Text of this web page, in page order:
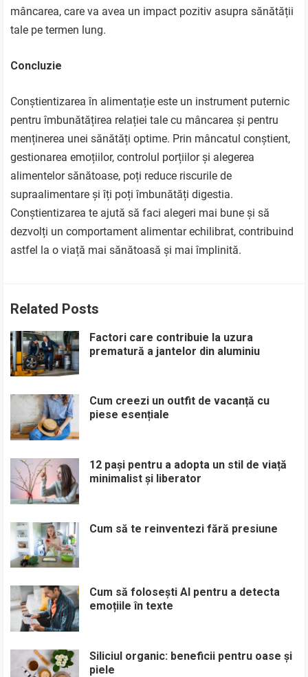
mâncarea, care va avea un impact pozitiv asupra sănătății
tale pe termen lung.
Concluzie
Conștientizarea în alimentație este un instrument puternic
pentru îmbunătățirea relației tale cu mâncarea și pentru
menținerea unei sănătăți optime. Prin mâncatul conștient,
gestionarea emoțiilor, controlul porțiilor și alegerea
alimentelor sănătoase, poți reduce riscurile de
supraalimentare și îți poți îmbunătăți digestia.
Conștientizarea te ajută să faci alegeri mai bune și să
dezvolți un comportament alimentar echilibrat, contribuind
astfel la o viață mai sănătoasă și mai împlinită.
Related Posts
Factori care contribuie la uzura
prematură a jantelor din aluminiu
Cum creezi un outfit de vacanță cu
piese esențiale
12 pași pentru a adopta un stil de viață
minimalist și liberator
Cum să te reinventezi fără presiune
Cum să folosești AI pentru a detecta
emoțiile în texte
Siliciul organic: beneficii pentru oase și
piele